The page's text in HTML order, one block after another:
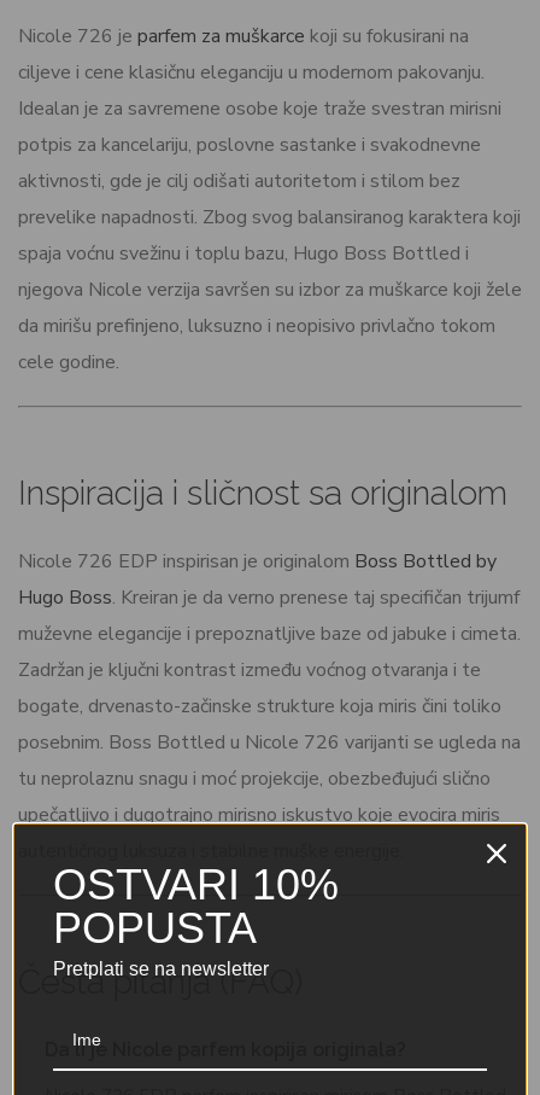
Nicole 726 je parfem za muškarce koji su fokusirani na
ciljeve i cene klasičnu eleganciju u modernom pakovanju.
Idealan je za savremene osobe koje traže svestran mirisni
potpis za kancelariju, poslovne sastanke i svakodnevne
aktivnosti, gde je cilj odišati autoritetom i stilom bez
prevelike napadnosti. Zbog svog balansiranog karaktera koji
spaja voćnu svežinu i toplu bazu, Hugo Boss Bottled i
njegova Nicole verzija savršen su izbor za muškarce koji žele
da mirišu prefinjeno, luksuzno i neopisivo privlačno tokom
cele godine.
Inspiracija i sličnost sa originalom
Nicole 726 EDP inspirisan je originalom Boss Bottled by
Hugo Boss. Kreiran je da verno prenese taj specifičan trijumf
muževne elegancije i prepoznatljive baze od jabuke i cimeta.
Zadržan je ključni kontrast između voćnog otvaranja i te
bogate, drvenasto-začinske strukture koja miris čini toliko
posebnim. Boss Bottled u Nicole 726 varijanti se ugleda na
tu neprolaznu snagu i moć projekcije, obezbeđujući slično
upečatljivo i dugotrajno mirisno iskustvo koje evocira miris
Česta pitanja (FAQ)
Da li je Nicole parfem kopija originala?
OSTVARI 10%
POPUSTA
Pretplati se na newsletter